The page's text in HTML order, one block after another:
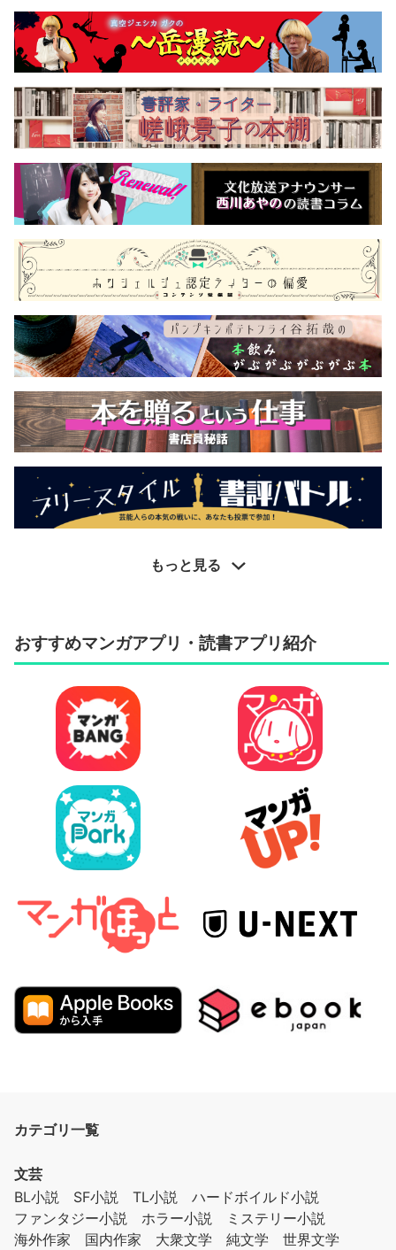
もっと見る
おすすめマンガアプリ・読書アプリ紹介
カテゴリ一覧
文芸
BL小説
SF小説 TL小説
ハードボイルド小説
ファンタジー小説
ホラー小説
ミステリー小説
海外作家
国内作家 大衆文学 純文学
世界文学